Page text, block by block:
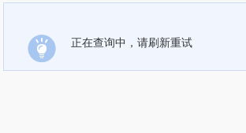
正在查询中，请刷新重试